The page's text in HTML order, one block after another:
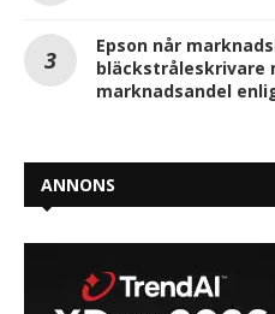
Epson når
bläckstråleskrivare
marknadsandel
ANNONS